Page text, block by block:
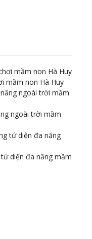
mầm non Hà Huy
ngoài trời mầm
diện đa năng mầm